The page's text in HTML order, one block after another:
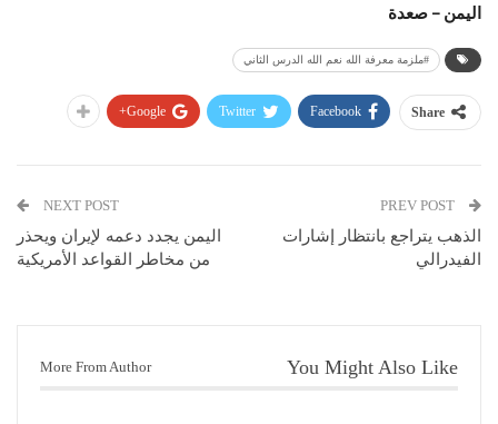
اليمن – صعدة
#ملزمة معرفة الله نعم الله الدرس الثاني
Share
Facebook
Twitter
Google+
الذهب يتراجع بانتظار إشارات
الفيدرالي
NEXT POST
اليمن يجدد دعمه لإيران ويحذر
من مخاطر القواعد الأمريكية
You Might Also Like
More From Author